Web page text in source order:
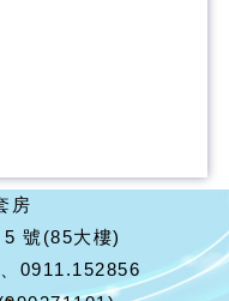
房
號(85大樓)
0911.152856